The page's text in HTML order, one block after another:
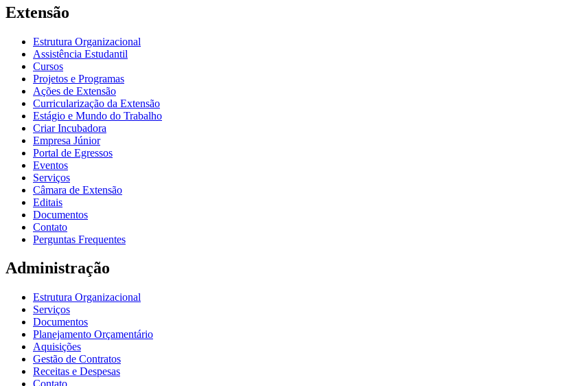
Extensão
Estrutura Organizacional
Assistência Estudantil
Cursos
Projetos e Programas
Ações de Extensão
Curricularização da Extensão
Estágio e Mundo do Trabalho
Criar Incubadora
Empresa Júnior
Portal de Egressos
Eventos
Serviços
Câmara de Extensão
Editais
Documentos
Contato
Perguntas Frequentes
Administração
Estrutura Organizacional
Serviços
Documentos
Planejamento Orçamentário
Aquisições
Gestão de Contratos
Receitas e Despesas